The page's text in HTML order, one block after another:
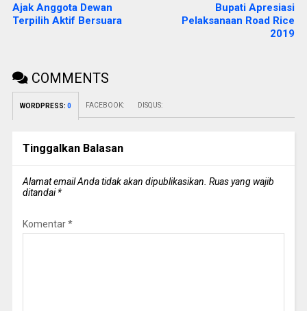
Ajak Anggota Dewan
Terpilih Aktif Bersuara
Bupati Apresiasi
Pelaksanaan Road Rice
2019
COMMENTS
WORDPRESS: 0 FACEBOOK: DISQUS:
Tinggalkan Balasan
Alamat email Anda tidak akan dipublikasikan. Ruas yang wajib
ditandai*
Komentar*